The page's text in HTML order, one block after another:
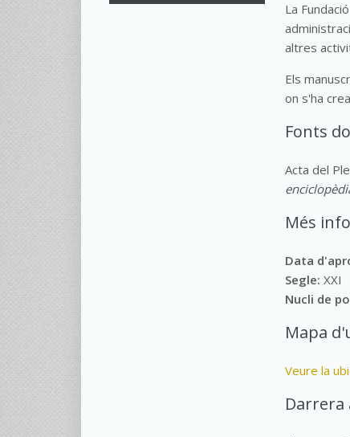
La
altres
Els
on s'ha
Fonts
Acta del
Més
Data
Segle:XXI
Nucli de
Mapa
Veure la
Darrera